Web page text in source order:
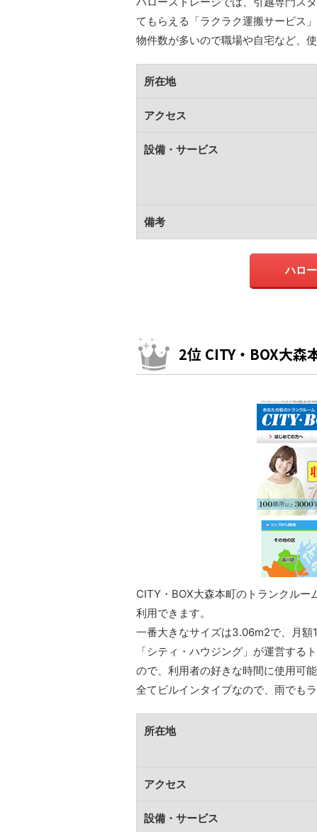
てもらえる「ラクラク運搬サービス」
物件数が多いので職場や自宅など、
所在地
アクセス
設備・サービス
備考
ハロ
2位 CITY・BOX大森
CITY・BOX大森本町のトランクル
利用できます。
一番大きなサイズは3.06m2で、月額
「シティ・ハウジング」が運営する
ので、利用者の好きな時間に使用可能
全てビルインタイプなので、雨でも
所在地
アクセス
設備・サービス